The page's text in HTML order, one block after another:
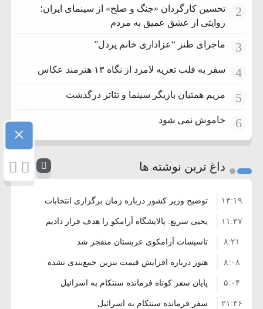
2
تحسین کارگردان «جنگ و صلح» از سینمای ایران؛
روایتی از عشق عمیق به مردم
3 ماجرای طنز “عزاداری خانم پردل”
4 سفر به قلب تعزیه لامرد از نگاه ۱۳ هنرمند عکاس
5 مریم همتیان بازیگر سینما و تئاتر درگذشت
6 خاموش نمی شود
داغ ترین نوشته ها
توضیح وزیر کشور درباره زمان برگزاری انتخابات
شوراها
۱۳:۱۹
یحیی سریع: پالایشگاه آرامکو را هدف قرار دادیم ۱۱:۳۷
تاسیسات آرامکوی عربستان منفجر شد ۸:۲۱
هنوز درباره افزایش قیمت بنزین جمع‌بندی نشده
است/ کالا برگ قطعا افزایش می‌یابد
۸:۰۸
پایان سفر کوتاه فرمانده سنتکام به اسرائیل ۵:۰۴
سفر فرمانده سنتکام به اسرائیل ۲۱:۳۶
×